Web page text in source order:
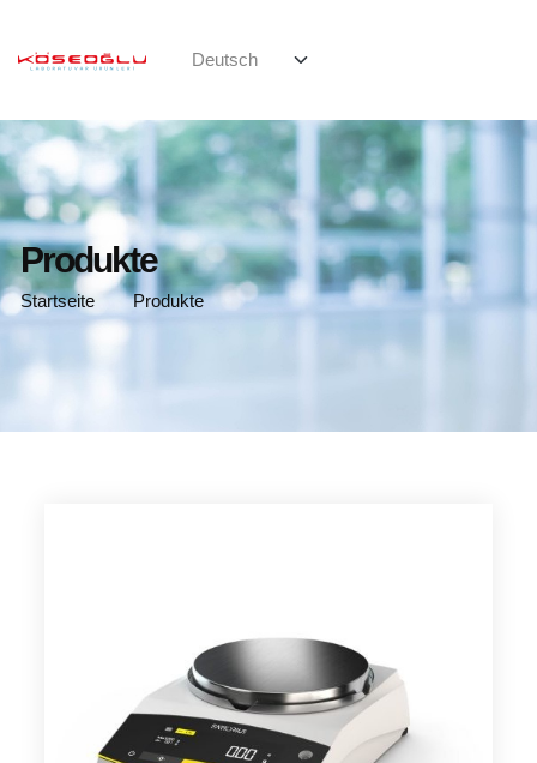
Produkte
Startseite Produkte